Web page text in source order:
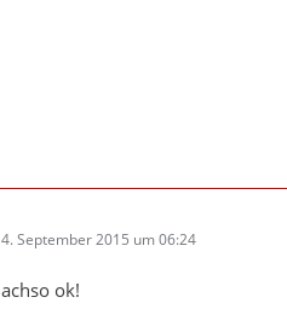
4. September 2015 um 06:24
achso ok!